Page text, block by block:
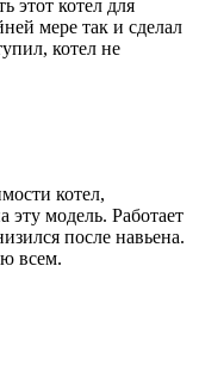
этот котел для
мере так и сделал
котел не
котел,
эту модель. Работает
после навьена.
всем.